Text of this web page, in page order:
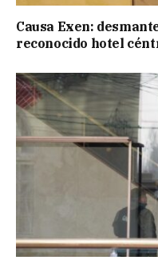
Causa Exen:
reconocido hotel